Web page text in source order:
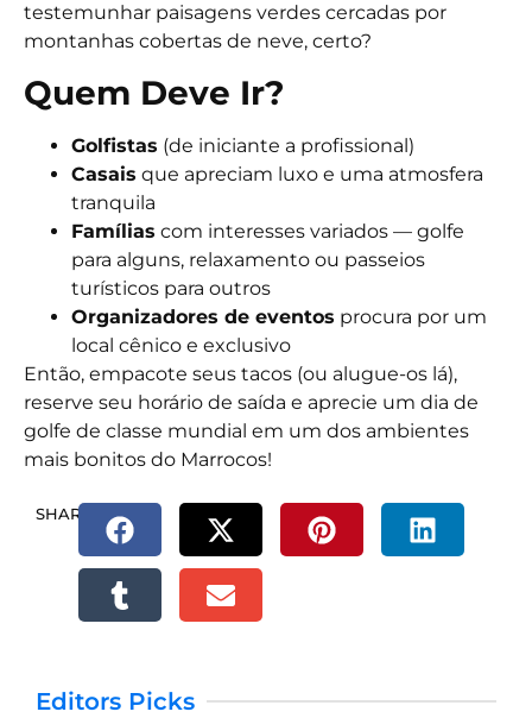
testemunhar paisagens verdes cercadas por
montanhas cobertas de neve, certo?
Quem Deve Ir?
Golfistas (de iniciante a profissional)
Casais que apreciam luxo e uma atmosfera
tranquila
Famílias com interesses variados — golfe
para alguns, relaxamento ou passeios
turísticos para outros
Organizadores de eventos procura por um
local cênico e exclusivo
Então, empacote seus tacos (ou alugue-os lá),
reserve seu horário de saída e aprecie um dia de
golfe de classe mundial em um dos ambientes
mais bonitos do Marrocos!
SHARE.
Editors Picks